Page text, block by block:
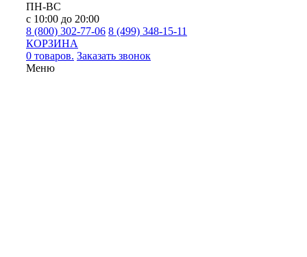
ПН-ВС
с 10:00 до 20:00
8 (800) 302-77-06 8 (499) 348-15-11
КОРЗИНА
0 товаров. Заказать звонок
Меню